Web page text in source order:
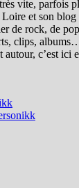
vite, parfois
et son
de rock, de
clips,
autour, c’est ici